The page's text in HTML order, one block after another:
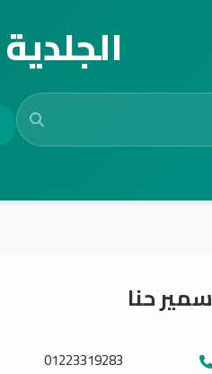
الجلدية
سمير حنا
01223319283